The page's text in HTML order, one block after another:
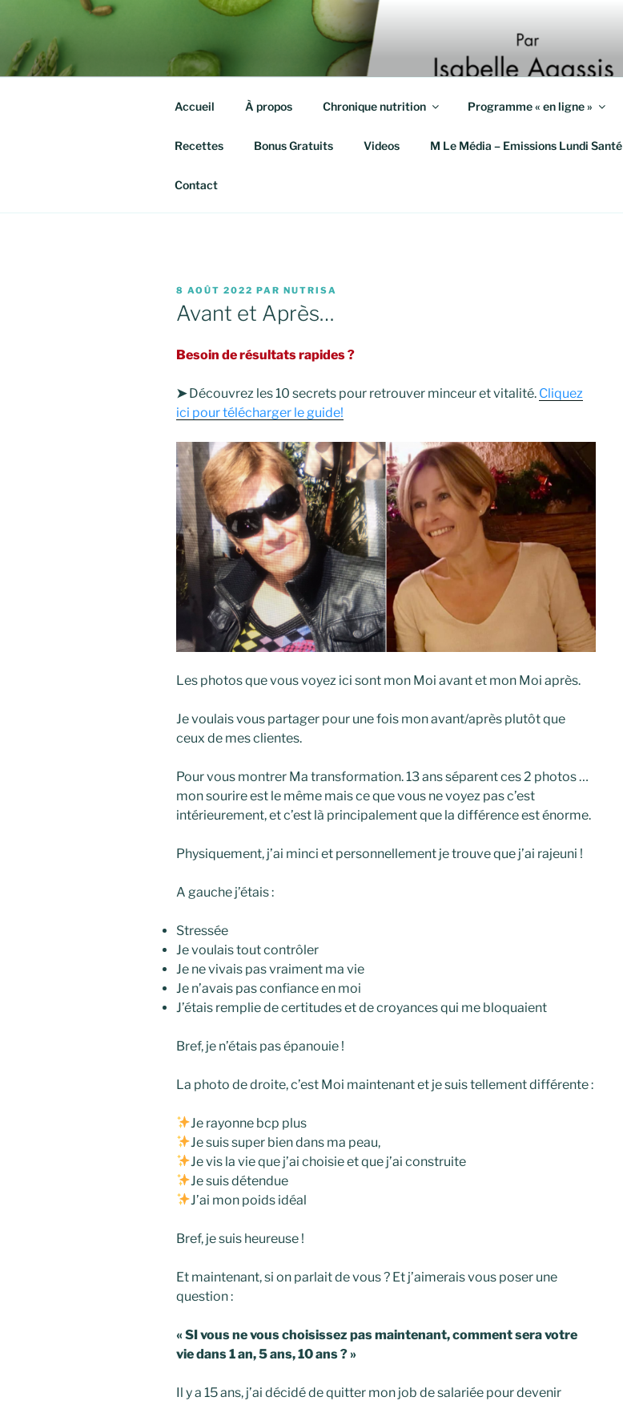
contenu
principal
QUITTE TES KILOS
Isabelle agassis – Nutrithérapeute et Coach en Mieux-Être
Accueil À propos Chronique nutrition Programme « en ligne »
Recettes Bonus Gratuits Videos M Le Média – Emissions Lundi Santé
Contact
PUBLIÉ
LE
8 AOÛT 2022 PAR NUTRISA
Avant et Après…
Besoin de résultats rapides ?
➤ Découvrez les 10 secrets pour retrouver minceur et vitalité. Cliquez
ici pour télécharger le guide!
Les photos que vous voyez ici sont mon Moi avant et mon Moi après.
Je voulais vous partager pour une fois mon avant/après plutôt que
ceux de mes clientes.
Pour vous montrer Ma transformation. 13 ans séparent ces 2 photos …
mon sourire est le même mais ce que vous ne voyez pas c’est
intérieurement, et c’est là principalement que la différence est énorme.
Physiquement, j’ai minci et personnellement je trouve que j’ai rajeuni !
A gauche j’étais :
Stressée
Je voulais tout contrôler
Je ne vivais pas vraiment ma vie
Je n’avais pas confiance en moi
J’étais remplie de certitudes et de croyances qui me bloquaient
Bref, je n’étais pas épanouie !
La photo de droite, c’est Moi maintenant et je suis tellement différente :
Je rayonne bcp plus
Je suis super bien dans ma peau,
Je vis la vie que j’ai choisie et que j’ai construite
Je suis détendue
J’ai mon poids idéal
Bref, je suis heureuse !
Et maintenant, si on parlait de vous ? Et j’aimerais vous poser une
question :
« SI vous ne vous choisissez pas maintenant, comment sera votre
vie dans 1 an, 5 ans, 10 ans ? »
Il y a 15 ans, j’ai décidé de quitter mon job de salariée pour devenir